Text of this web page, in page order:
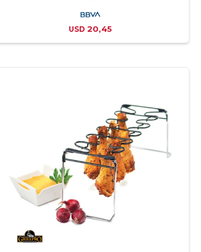
USD 20,45